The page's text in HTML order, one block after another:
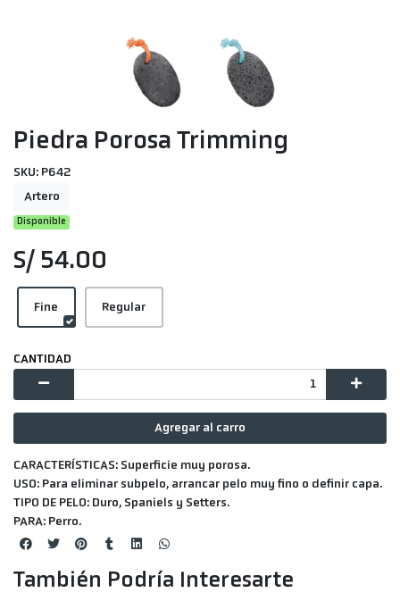
Piedra Porosa Trimming
SKU: P642
Artero
Disponible
S/ 54.00
Fine Regular
CANTIDAD
Agregar al carro
CARACTERÍSTICAS: Superficie muy porosa.
USO: Para eliminar subpelo, arrancar pelo muy fino o definir capa.
TIPO DE PELO: Duro, Spaniels y Setters.
PARA: Perro.
También Podría Interesarte